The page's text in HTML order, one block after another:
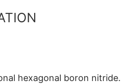
hexagonal boron nitride.